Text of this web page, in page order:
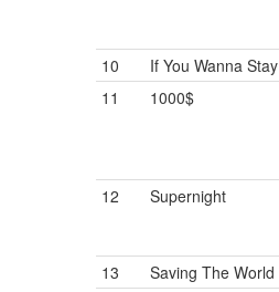
10
If You Wanna Stay
11
1000$
12
Supernight
13
Saving The World